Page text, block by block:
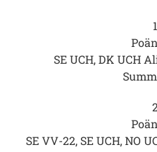
SE UCH, DK UCH
SE VV-22, SE UCH, NO